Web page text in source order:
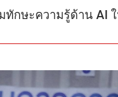
กษะความรู้ด้าน AI